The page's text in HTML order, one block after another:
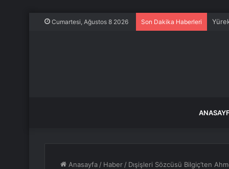
Cumartesi, Ağustos 8 2026 Son Dakika Haberleri
Anasayfa / Haber / Dışişleri Sözcüsü Bilgiç’ten